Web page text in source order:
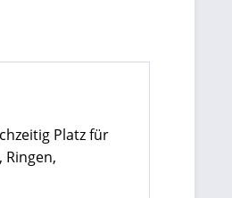
Platz für